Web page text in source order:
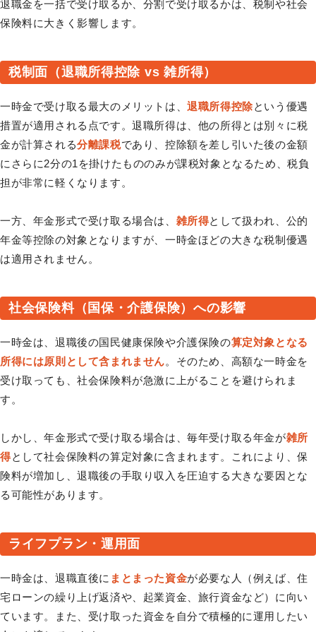
退職金を一括で受け取るか、分割で受け取るかは、税制や社会
保険料に大きく影響します。
税制面（退職所得控除 vs 雑所得）
一時金で受け取る最大のメリットは、退職所得控除という優遇
措置が適用される点です。退職所得は、他の所得とは別々に税
金が計算される分離課税であり、控除額を差し引いた後の金額
にさらに2分の1を掛けたもののみが課税対象となるため、税負
担が非常に軽くなります。
一方、年金形式で受け取る場合は、 雑所得として扱われ、公的
年金等控除の対象となりますが、一時金ほどの大きな税制優遇
は適用されません。
社会保険料（国保・介護保険）への影響
一時金は、退職後の国民健康保険や介護保険の算定対象となる
所得には原則として含まれません。そのため、高額な一時金を
受け取っても、社会保険料が急激に上がることを避けられま
す。
しかし、年金形式で受け取る場合は、毎年受け取る年金が雑所
得として社会保険料の算定対象に含まれます。これにより、保
険料が増加し、退職後の手取り収入を圧迫する大きな要因とな
る可能性があります。
ライフプラン・運用面
一時金は、退職直後に まとまった資金が必要な人（例えば、住
宅ローンの繰り上げ返済や、起業資金、旅行資金など）に向い
ています。また、受け取った資金を自分で積極的に運用したい